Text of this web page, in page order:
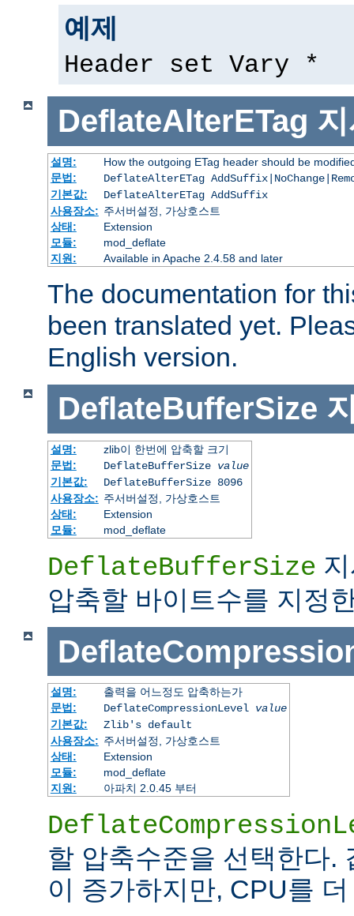
예제
Header set Vary *
DeflateAlterETag
설명:
How the outgoing ETag header should be
문법:
DeflateAlterETag
기본값:
DeflateAlterETag AddSuffix
사용장소: 주서버설정, 가상호스트
상태:
Extension
모듈:
mod_deflate
지원:
Available in Apache 2.4.58 and later
The documentation for
been translated yet.
English version.
DeflateBufferSize
설명:
zlib이 한번에 압축할 크기
문법:
DeflateBufferSize value
기본값:
DeflateBufferSize 8096
사용장소: 주서버설정, 가상호스트
상태:
Extension
모듈:
mod_deflate
DeflateBufferSize
압축할 바이트수를 지정
설명:
출력을 어느정도 압축하는가
문법:
DeflateCompressionLevel value
기본값:
Zlib's default
사용장소: 주서버설정, 가상호스트
상태:
Extension
모듈:
mod_deflate
지원:
아파치 2.0.45 부터
할 압축수준을 선택한다.
이 증가하지만, CPU를